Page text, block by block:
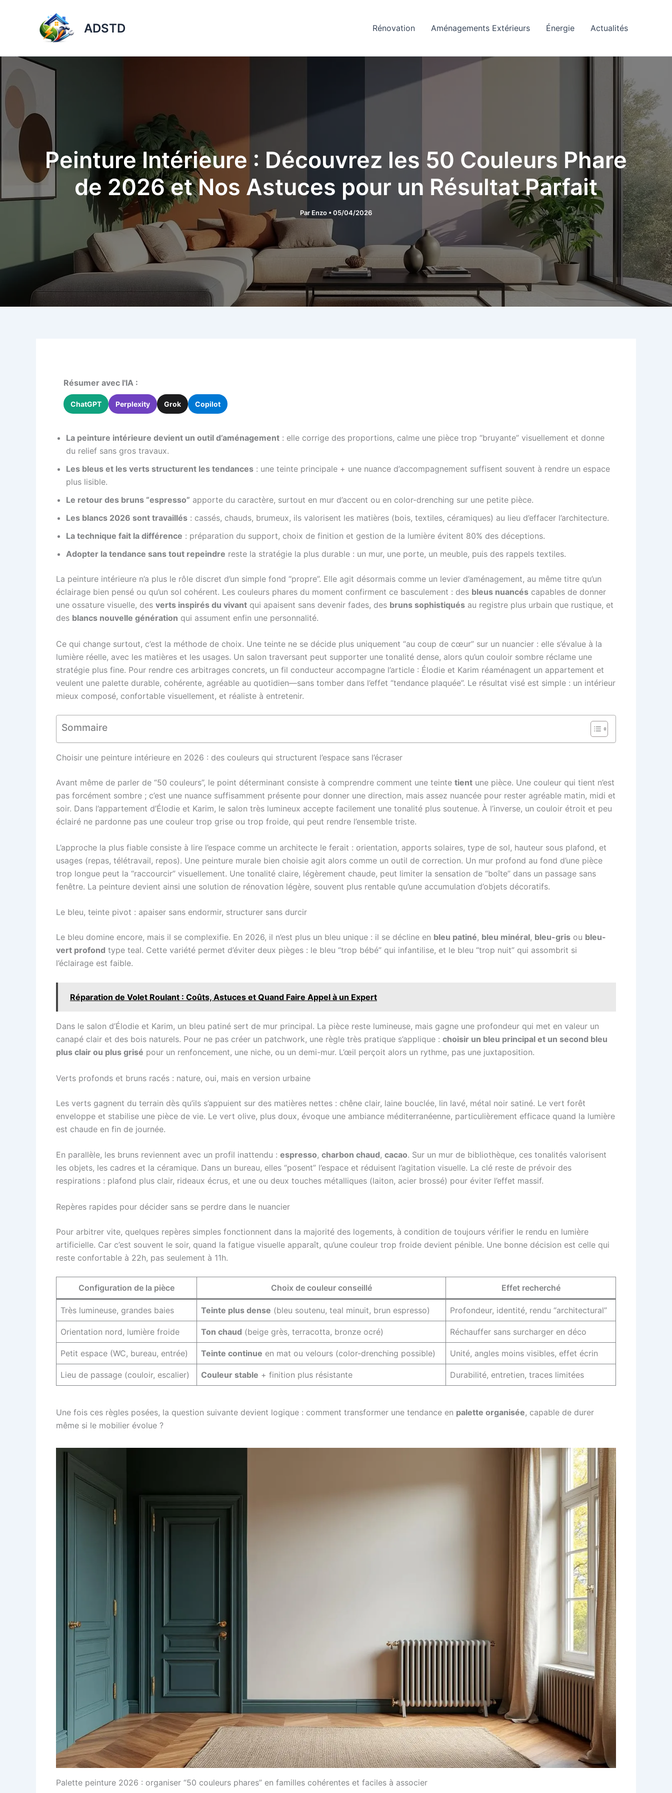
ADSTD Rénovation Aménagements Extérieurs Énergie Actualités
Peinture Intérieure : Découvrez les 50 Couleurs Phare
de 2026 et Nos Astuces pour un Résultat Parfait
Par Enzo •05/04/2026
Résumer avec l'IA :
ChatGPT Perplexity Grok Copilot
La peinture intérieure devient un outil d’aménagement : elle corrige des proportions, calme une pièce trop “bruyante” visuellement et donne
du relief sans gros travaux.
Les bleus et les verts structurent les tendances : une teinte principale + une nuance d’accompagnement suffisent souvent à rendre un espace
plus lisible.
Le retour des bruns “espresso” apporte du caractère, surtout en mur d’accent ou en color-drenching sur une petite pièce.
Les blancs 2026 sont travaillés : cassés, chauds, brumeux, ils valorisent les matières (bois, textiles, céramiques) au lieu d’effacer l’architecture.
La technique fait la différence : préparation du support, choix de finition et gestion de la lumière évitent 80% des déceptions.
Adopter la tendance sans tout repeindre reste la stratégie la plus durable : un mur, une porte, un meuble, puis des rappels textiles.
La peinture intérieure n’a plus le rôle discret d’un simple fond “propre”. Elle agit désormais comme un levier d’aménagement, au même titre qu’un
éclairage bien pensé ou qu’un sol cohérent. Les couleurs phares du moment confirment ce basculement : des bleus nuancés capables de donner
une ossature visuelle, des verts inspirés du vivant qui apaisent sans devenir fades, des bruns sophistiqués au registre plus urbain que rustique, et
des blancs nouvelle génération qui assument enfin une personnalité.
Ce qui change surtout, c’est la méthode de choix. Une teinte ne se décide plus uniquement “au coup de cœur” sur un nuancier : elle s’évalue à la
lumière réelle, avec les matières et les usages. Un salon traversant peut supporter une tonalité dense, alors qu’un couloir sombre réclame une
stratégie plus fine. Pour rendre ces arbitrages concrets, un fil conducteur accompagne l’article : Élodie et Karim réaménagent un appartement et
veulent une palette durable, cohérente, agréable au quotidien—sans tomber dans l’effet “tendance plaquée”. Le résultat visé est simple : un intérieur
mieux composé, confortable visuellement, et réaliste à entretenir.
Sommaire
Choisir une peinture intérieure en 2026 : des couleurs qui structurent l’espace sans l’écraser
Avant même de parler de “50 couleurs”, le point déterminant consiste à comprendre comment une teinte tient une pièce. Une couleur qui tient n’est
pas forcément sombre ; c’est une nuance suffisamment présente pour donner une direction, mais assez nuancée pour rester agréable matin, midi et
soir. Dans l’appartement d’Élodie et Karim, le salon très lumineux accepte facilement une tonalité plus soutenue. À l’inverse, un couloir étroit et peu
éclairé ne pardonne pas une couleur trop grise ou trop froide, qui peut rendre l’ensemble triste.
L’approche la plus fiable consiste à lire l’espace comme un architecte le ferait : orientation, apports solaires, type de sol, hauteur sous plafond, et
usages (repas, télétravail, repos). Une peinture murale bien choisie agit alors comme un outil de correction. Un mur profond au fond d’une pièce
trop longue peut la “raccourcir” visuellement. Une tonalité claire, légèrement chaude, peut limiter la sensation de “boîte” dans un passage sans
fenêtre. La peinture devient ainsi une solution de rénovation légère, souvent plus rentable qu’une accumulation d’objets décoratifs.
Le bleu, teinte pivot : apaiser sans endormir, structurer sans durcir
Le bleu domine encore, mais il se complexifie. En 2026, il n’est plus un bleu unique : il se décline en bleu patiné, bleu minéral, bleu-gris ou bleu-
vert profond type teal. Cette variété permet d’éviter deux pièges : le bleu “trop bébé” qui infantilise, et le bleu “trop nuit” qui assombrit si
l’éclairage est faible.
Réparation de Volet Roulant : Coûts, Astuces et Quand Faire Appel à un Expert
Dans le salon d’Élodie et Karim, un bleu patiné sert de mur principal. La pièce reste lumineuse, mais gagne une profondeur qui met en valeur un
canapé clair et des bois naturels. Pour ne pas créer un patchwork, une règle très pratique s’applique : choisir un bleu principal et un second bleu
plus clair ou plus grisé pour un renfoncement, une niche, ou un demi-mur. L’œil perçoit alors un rythme, pas une juxtaposition.
Verts profonds et bruns racés : nature, oui, mais en version urbaine
Les verts gagnent du terrain dès qu’ils s’appuient sur des matières nettes : chêne clair, laine bouclée, lin lavé, métal noir satiné. Le vert forêt
enveloppe et stabilise une pièce de vie. Le vert olive, plus doux, évoque une ambiance méditerranéenne, particulièrement efficace quand la lumière
est chaude en fin de journée.
En parallèle, les bruns reviennent avec un profil inattendu : espresso, charbon chaud, cacao. Sur un mur de bibliothèque, ces tonalités valorisent
les objets, les cadres et la céramique. Dans un bureau, elles “posent” l’espace et réduisent l’agitation visuelle. La clé reste de prévoir des
respirations : plafond plus clair, rideaux écrus, et une ou deux touches métalliques (laiton, acier brossé) pour éviter l’effet massif.
Repères rapides pour décider sans se perdre dans le nuancier
Pour arbitrer vite, quelques repères simples fonctionnent dans la majorité des logements, à condition de toujours vérifier le rendu en lumière
artificielle. Car c’est souvent le soir, quand la fatigue visuelle apparaît, qu’une couleur trop froide devient pénible. Une bonne décision est celle qui
reste confortable à 22h, pas seulement à 11h.
Configuration de la pièce Choix de couleur conseillé Effet recherché
Très lumineuse, grandes baies Teinte plus dense (bleu soutenu, teal minuit, brun espresso) Profondeur, identité, rendu “architectural”
Orientation nord, lumière froide Ton chaud (beige grès, terracotta, bronze ocré) Réchauffer sans surcharger en déco
Petit espace (WC, bureau, entrée) Teinte continue en mat ou velours (color-drenching possible) Unité, angles moins visibles, effet écrin
Lieu de passage (couloir, escalier) Couleur stable + finition plus résistante Durabilité, entretien, traces limitées
Une fois ces règles posées, la question suivante devient logique : comment transformer une tendance en palette organisée, capable de durer
même si le mobilier évolue ?
Palette peinture 2026 : organiser “50 couleurs phares” en familles cohérentes et faciles à associer